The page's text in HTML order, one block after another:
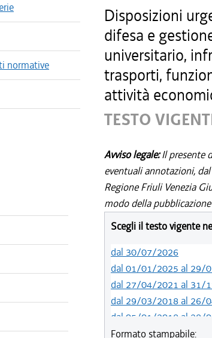
normative
Disposizioni
difesa e
universitario,
trasporti,
attività
TESTO
Avviso legale:Il presente
eventuali annotazioni,
Regione Friuli Venezia
modo della
Scegli il testo vigente
dal 30/07/2026
dal 01/01/2025 al 29/
dal 27/04/2021 al 31/
dal 29/03/2018 al 26/
dal 05/01/2018 al 28/
dal 01/01/2018 al 04/
Formato stampabile: